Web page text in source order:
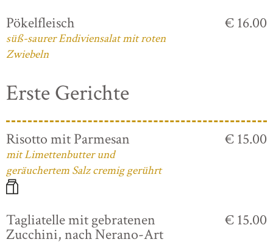
Pökelfleisch
süß-saurer Endiviensalat mit roten
Zwiebeln
€ 16.00
Erste Gerichte
Risotto mit Parmesan
mit Limettenbutter und
geräuchertem Salz cremig gerührt
€ 15.00
Tagliatelle mit gebratenen
Zucchini, nach Nerano-Art
€ 15.00